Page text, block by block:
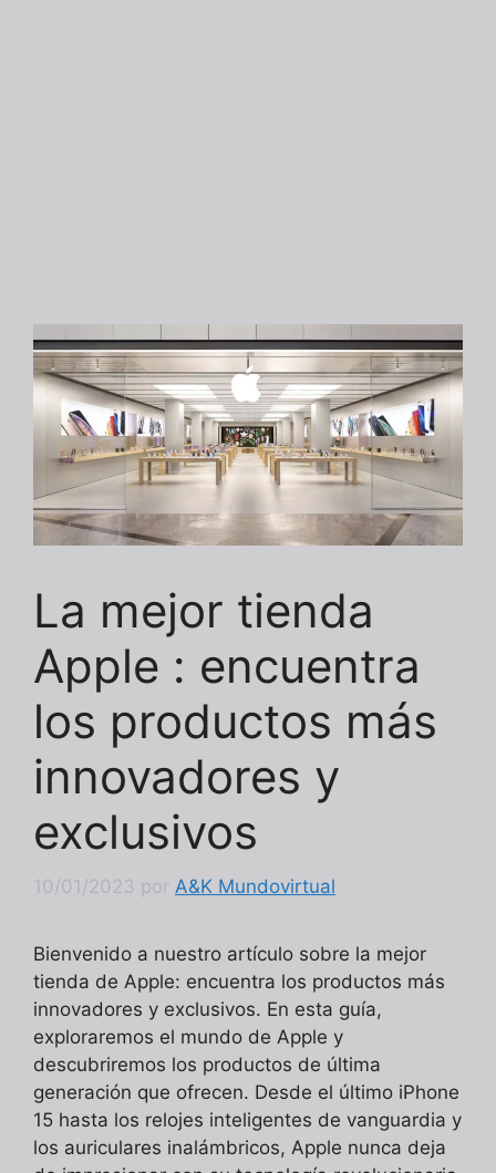
La mejor tienda
Apple : encuentra
los productos más
innovadores y
exclusivos
10/01/2023 por A&K Mundovirtual
Bienvenido a nuestro artículo sobre la mejor
tienda de Apple: encuentra los productos más
innovadores y exclusivos. En esta guía,
exploraremos el mundo de Apple y
descubriremos los productos de última
generación que ofrecen. Desde el último iPhone
15 hasta los relojes inteligentes de vanguardia y
los auriculares inalámbricos, Apple nunca deja